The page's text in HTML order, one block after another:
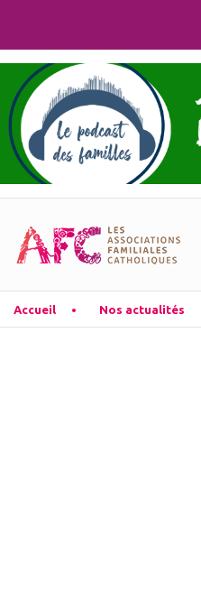
Accueil Nos actualités